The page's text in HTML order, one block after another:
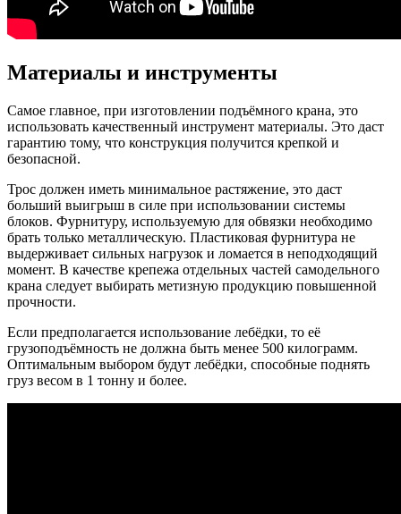
Материалы и инструменты
Самое главное, при изготовлении подъёмного крана, это
использовать качественный инструмент материалы. Это даст
гарантию тому, что конструкция получится крепкой и
безопасной.
Трос должен иметь минимальное растяжение, это даст
больший выигрыш в силе при использовании системы
блоков. Фурнитуру, используемую для обвязки необходимо
брать только металлическую. Пластиковая фурнитура не
выдерживает сильных нагрузок и ломается в неподходящий
момент. В качестве крепежа отдельных частей самодельного
крана следует выбирать метизную продукцию повышенной
прочности.
Если предполагается использование лебёдки, то её
грузоподъёмность не должна быть менее 500 килограмм.
Оптимальным выбором будут лебёдки, способные поднять
груз весом в 1 тонну и более.